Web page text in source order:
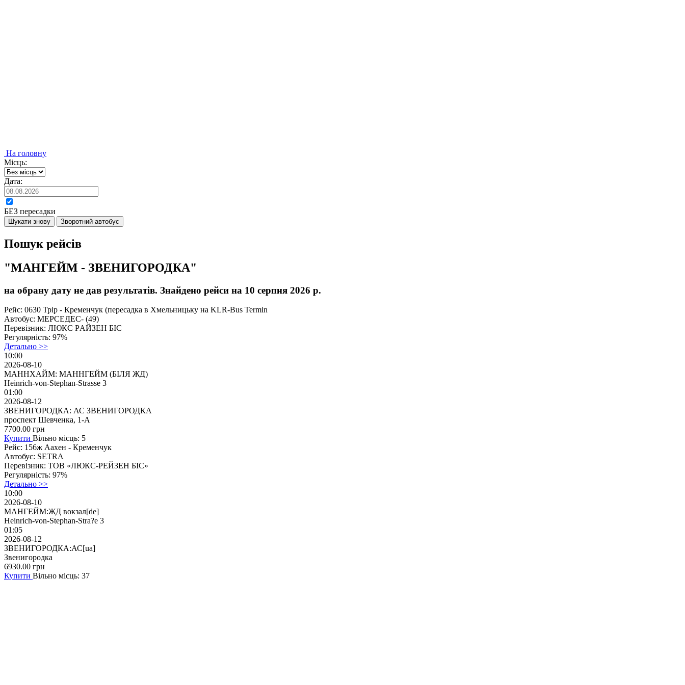
На головну
Місць:
Дата:
БЕЗ пересадки
Шукати знову Зворотний автобус
Пошук рейсів
"МАНГЕЙМ - ЗВЕНИГОРОДКА"
на обрану дату не дав результатів. Знайдено рейси на 10 серпня 2026 р.
Рейс: 0630 Трір - Кременчук (перeсaдкa в Хмельницьку на KLR-Bus Termin
Автобус: МЕРСЕДЕС- (49)
Перевізник: ЛЮКС PАЙЗEH БІC
Регулярність: 97%
Детально >>
10:00
2026-08-10
МАННХАЙМ: МАННГЕЙМ (БІЛЯ ЖД)
Heinrich-von-Stephan-Strasse 3
01:00
2026-08-12
ЗВЕНИГОРОДКА: АС ЗВЕНИГОРОДКА
проспект Шевченка, 1-А
7700.00 грн
Купити Вільно місць: 5
Рейс: 156ж Аахен - Кременчук
Автобус: SETRA
Перевізник: ТОВ «ЛЮКС-РЕЙЗЕН БІС»
Регулярність: 97%
Детально >>
10:00
2026-08-10
МАНГЕЙМ:ЖД вокзал[de]
Heinrich-von-Stephan-Stra?e 3
01:05
2026-08-12
ЗВЕНИГОРОДКА:АС[ua]
Звенигородка
6930.00 грн
Купити Вільно місць: 37